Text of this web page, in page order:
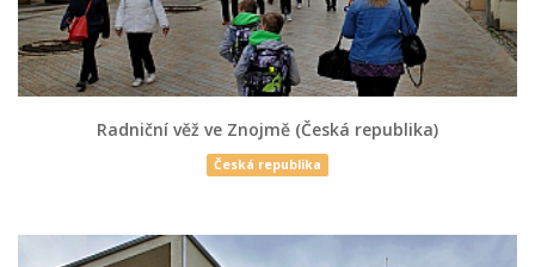
Radniční věž ve Znojmě (Česká republika)
Česká republika